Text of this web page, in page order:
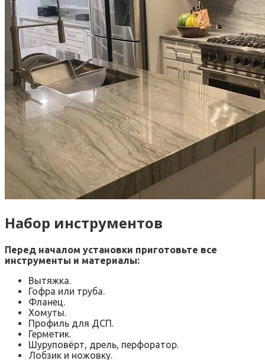
Набор инструментов
Перед началом установки приготовьте все
инструменты и материалы:
Вытяжка.
Гофра или труба.
Фланец.
Хомуты.
Профиль для ДСП.
Герметик.
Шуруповёрт, дрель, перфоратор.
Лобзик и ножовку.